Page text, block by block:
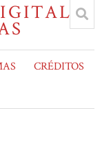
CRÉDITOS